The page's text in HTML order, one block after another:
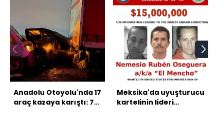
Anadolu Otoyolu'nda 17
araç kazaya karıştı: 7
Meksika'da uyuşturucu
kartelinin lideri